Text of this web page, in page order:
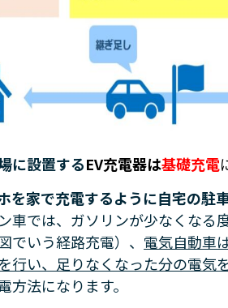
に設置するEV充電器は基礎充電
を家で充電するように自宅の駐
車では、ガソリンが少なくなる
でいう経路充電）、 電気自動車
行い、足りなくなった分の電気
方法になります。